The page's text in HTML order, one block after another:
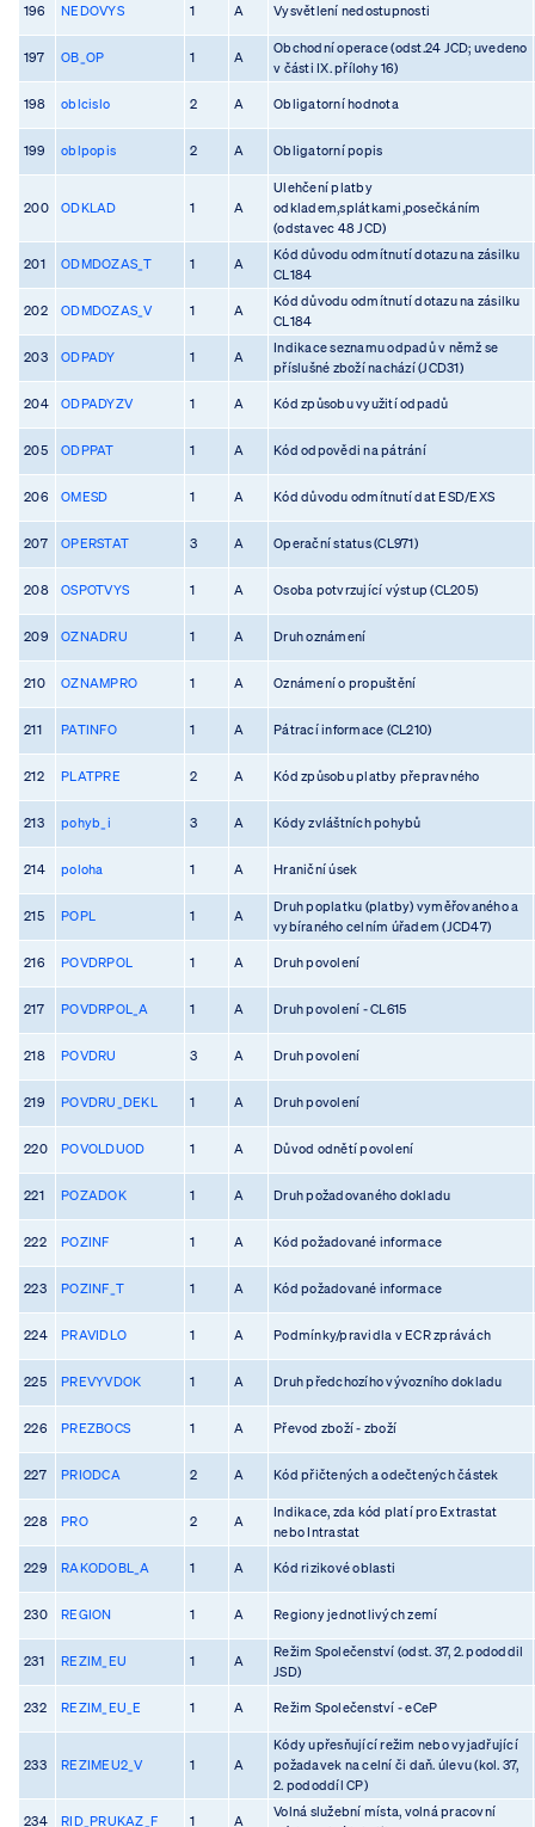
196 NEDOVYS 1 A Vysvětlení nedostupnosti
197 OB_OP 1 A
Obchodní operace (odst.24 JCD; uvedeno
v části IX. přílohy 16)
198 oblcislo 2 A Obligatorní hodnota
199 oblpopis 2 A Obligatorní popis
200 ODKLAD 1 A
Ulehčení platby
odkladem,splátkami,posečkáním
(odstavec 48 JCD)
201 ODMDOZAS_T 1 A
Kód důvodu odmítnutí dotazu na zásilku
CL184
202 ODMDOZAS_V 1 A
Kód důvodu odmítnutí dotazu na zásilku
CL184
203 ODPADY 1 A
Indikace seznamu odpadů v němž se
příslušné zboží nachází (JCD31)
204 ODPADYZV 1 A Kód způsobu využití odpadů
205 ODPPAT 1 A Kód odpovědi na pátrání
206 OMESD 1 A Kód důvodu odmítnutí dat ESD/EXS
207 OPERSTAT 3 A Operační status (CL971)
208 OSPOTVYS 1 A Osoba potvrzující výstup (CL205)
209 OZNADRU 1 A Druh oznámení
210 OZNAMPRO 1 A Oznámení o propuštění
211 PATINFO 1 A Pátrací informace (CL210)
212 PLATPRE 2 A Kód způsobu platby přepravného
213 pohyb_i 3 A Kódy zvláštních pohybů
214 poloha 1 A Hraniční úsek
215 POPL 1 A
Druh poplatku (platby) vyměřovaného a
vybíraného celním úřadem (JCD47)
216 POVDRPOL 1 A Druh povolení
217 POVDRPOL_A 1 A Druh povolení - CL615
218 POVDRU 3 A Druh povolení
219 POVDRU_DEKL 1 A Druh povolení
220 POVOLDUOD 1 A Důvod odnětí povolení
221 POZADOK 1 A Druh požadovaného dokladu
222 POZINF 1 A Kód požadované informace
223 POZINF_T 1 A Kód požadované informace
224 PRAVIDLO 1 A Podmínky/pravidla v ECR zprávách
225 PREVYVDOK 1 A Druh předchozího vývozního dokladu
226 PREZBOCS 1 A Převod zboží - zboží
227 PRIODCA 2 A Kód přičtených a odečtených částek
228 PRO 2 A
Indikace, zda kód platí pro Extrastat
nebo Intrastat
229 RAKODOBL_A 1 A Kód rizikové oblasti
230 REGION 1 A Regiony jednotlivých zemí
231 REZIM_EU 1 A
Režim Společenství (odst. 37, 2. pododdil
JSD)
232 REZIM_EU_E 1 A Režim Společenství - eCeP
233 REZIMEU2_V 1 A
Kódy upřesňující režim nebo vyjadřující
požadavek na celní či daň. úlevu (kol. 37,
2. pododdíl CP)
234 RID_PRUKAZ_F 1 A
Volná služební místa, volná pracovní